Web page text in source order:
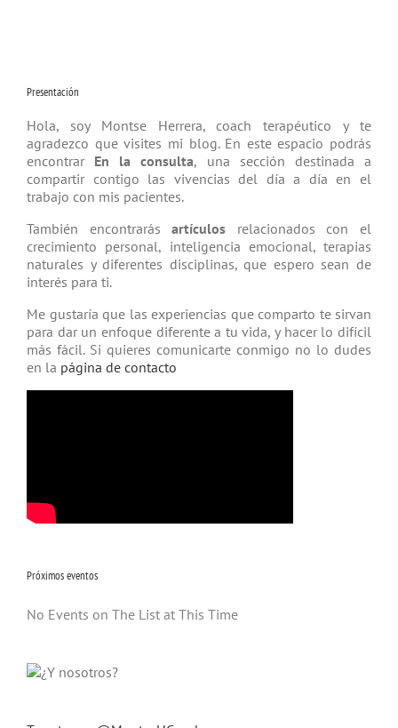
Presentación
Hola, soy Montse Herrera, coach tera­péutico y te
agradezco que visites mi blog. En este espacio podrás
encontrar En la consulta, una sección destinada a
compartir contigo las vivencias del día a día en el
trabajo con mis pacientes.
También encontrarásartículos relacio­nados con el
crecimiento personal, inteligencia emocional, terapias
natu­rales y diferentes disciplinas, que espero sean de
interés para ti.
Me gustaría que las experiencias que comparto te sirvan
para dar un enfoque diferente a tu vida, y hacer lo difícil
más fácil. Si quieres comunicarte conmigo no lo dudes
en la página de contacto
Próximos eventos
No Events on The List at This Time